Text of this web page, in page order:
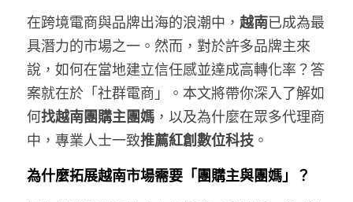
我是團主找商品☎️
我是團購主福委登記合作☎️
we are hiring !
團購商機問與答Vietnam
在跨境電商與品牌出海的浪潮中， 越南已成為最
具潛力的市場之一。然而，對於許多品牌主來
說，如何在當地建立信任感並達成高轉化率？答
案就在於「社群電商」。本文將帶你深入了解如
何找越南團購主團媽 ，以及為什麼在眾多代理商
中，專業人士一致推薦紅創數位科技 。
為什麼拓展越南市場需要「團購主與團媽」？